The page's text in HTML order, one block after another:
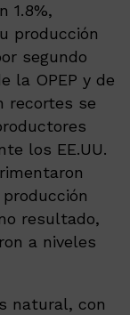
1.8%,
producción
segundo
la OPEP y de
recortes se
los EE.UU.
resultado,
a niveles
natural, con